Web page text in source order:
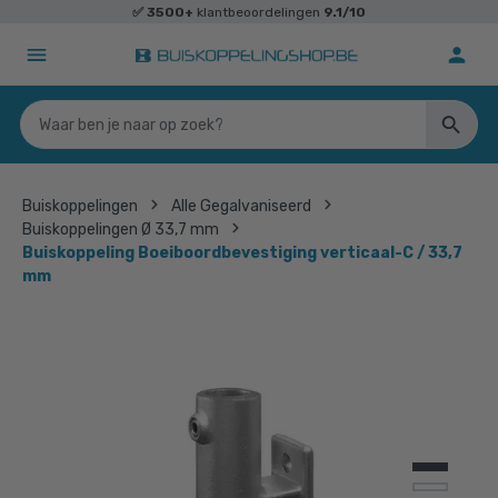
✅ 3500+ klantbeoordelingen 9.1/10
Buiskoppelingen
Alle Gegalvaniseerd
Buiskoppelingen Ø 33,7 mm
Buiskoppeling Boeiboordbevestiging verticaal-C / 33,7
mm